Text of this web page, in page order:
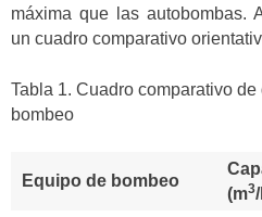
máxima que las autobombas.
un cuadro comparativo
Tabla 1. Cuadro comparativo
bombeo
Equipo de bombeo
(m3